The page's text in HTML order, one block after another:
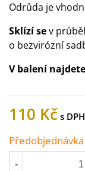
Odrůda je
Sklízí sev
o bezvirózní
V balení
110 Kč
Předobjednávka
-